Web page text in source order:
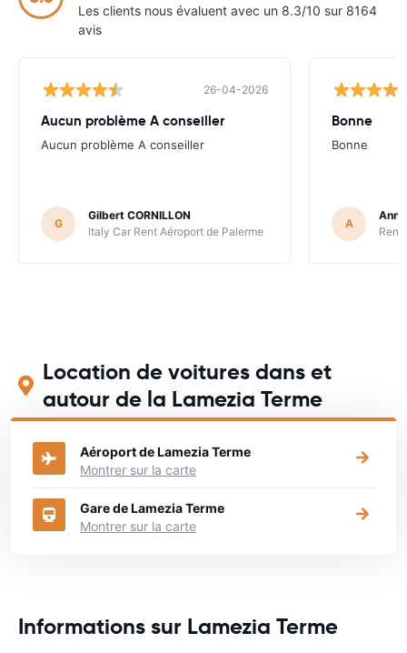
Les clients nous évaluent avec un 8.3/10 sur 8164
avis
26-04-2026
Aucun problème A conseiller
Aucun problème A conseiller
G
Gilbert CORNILLON
Italy Car Rent Aéroport de Palerme
Bonne
Bonne
A
Location de voitures dans et
autour de la Lamezia Terme
Aéroport de Lamezia Terme
Montrer sur la carte
Gare de Lamezia Terme
Montrer sur la carte
Informations sur Lamezia Terme